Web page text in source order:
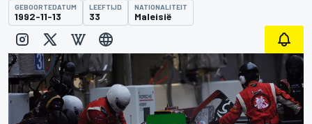
GEBOORTEDATUM
1992-11-13
LEEFTIJD
33
NATIONALITEIT
Maleisië